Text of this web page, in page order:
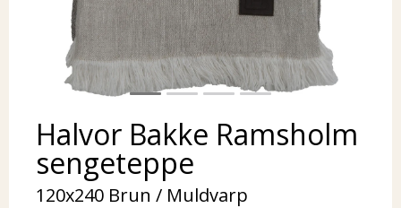
Halvor Bakke Ramsholm
sengeteppe
120x240 Brun / Muldvarp